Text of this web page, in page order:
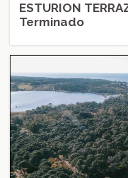
ESTURION
Terminado